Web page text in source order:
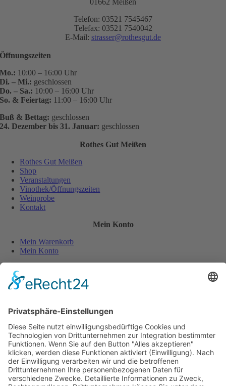
01662 Meißen
Telefon: 03521 7545467
Telefax: 03521 7540042
E-Mail: strasser@rothesgut.de
Öffnungszeiten
Mo.: 10:00 – 16:00 Uhr
Di. – Mi.: geschlossen
Do. – Sa.: 10:00 – 16:00 Uhr
So. & Feiertag: 11:00 – 16:00 Uhr
Buß & Bettag: geschlossen
24. Dezember bis 31. Januar: geschlossen
Rothes Gut Meißen
Rothes Gut Meißen
Shop
Veranstaltungen
Vinothek/Öffnungszeiten
Weinprobe
Kontakt
Mein Konto
Mein Warenkorb
Mein Konto
Wiederverkäufer
Wein Exposé
Folgen Sie uns auch auf:
Jugendschutz
Zahlungsarten
Lieferung und Versandkosten